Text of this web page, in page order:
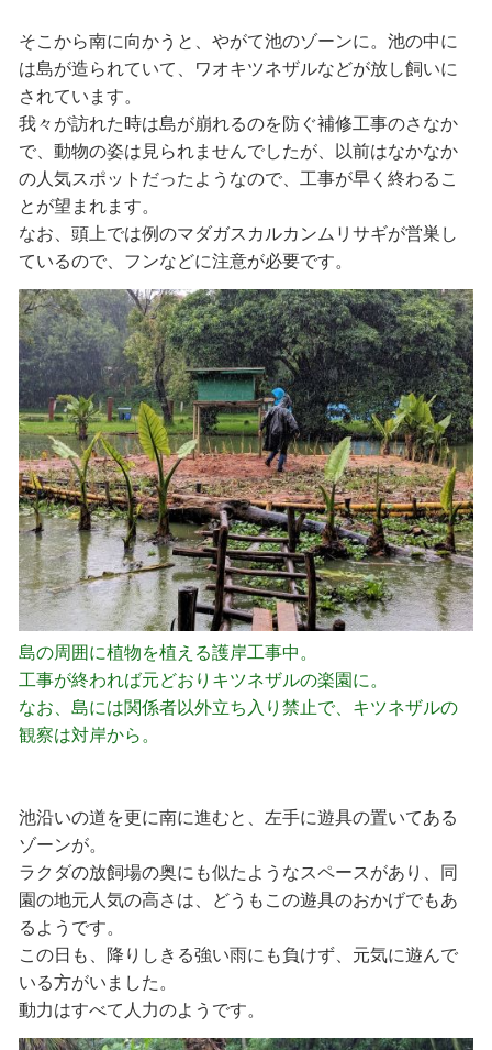
そこから南に向かうと、やがて池のゾーンに。池の中に
は島が造られていて、ワオキツネザルなどが放し飼いに
されています。
我々が訪れた時は島が崩れるのを防ぐ補修工事のさなか
で、動物の姿は見られませんでしたが、以前はなかなか
の人気スポットだったようなので、工事が早く終わるこ
とが望まれます。
なお、頭上では例のマダガスカルカンムリサギが営巣し
ているので、フンなどに注意が必要です。
島の周囲に植物を植える護岸工事中。
工事が終われば元どおりキツネザルの楽園に。
なお、島には関係者以外立ち入り禁止で、キツネザルの
観察は対岸から。
池沿いの道を更に南に進むと、左手に遊具の置いてある
ゾーンが。
ラクダの放飼場の奥にも似たようなスペースがあり、同
園の地元人気の高さは、どうもこの遊具のおかげでもあ
るようです。
この日も、降りしきる強い雨にも負けず、元気に遊んで
いる方がいました。
動力はすべて人力のようです。